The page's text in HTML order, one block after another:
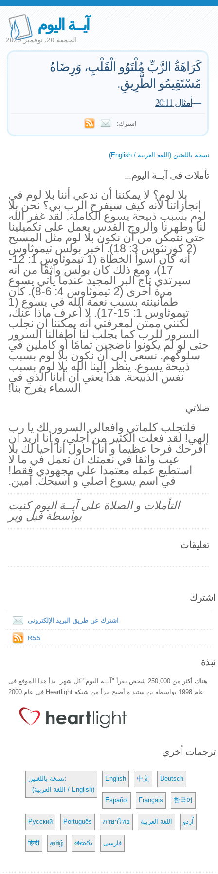
آيــة اليوم
الجمعة 20. نوفمبر 2020
كَرَاهَةُ الرَّبِّ مُلْتَوُو الْقَلْبِ، وَرِضَاهُ
مُسْتَقِيمُو الطَّرِيقِ.
—أمثال 20:11
اشترك:
نسخة باللغتين (اللغة العربية / English)
تأملات فى آيــة اليوم...
بلا لوم؟ لا يمكننا أن ندعي أننا بلا لوم في
إنجازاتنا لأنه كيف سيفرح الرب بي؟ نحن بلا
لوم بسبب ذبيحة يسوع الكاملة. لقد غفر الله
لنا وطهرنا والروح القدس يعمل على تكميلينا
حتى نتمكن من أن نكون بلا لوم مثل المسيح
(2 كورنثوس 3: 18). أخبر بولس تيموثاوس
أنه كان أسوأ الخطاة (1 تيموثاوس 1: 12-
17)، ومع ذلك كان بولس واثقًا من أنه
سيرتدي تاج البر المجيد عندما يأتي يسوع
مرة أخرى (2 تيموثاوس 4: 6-8). كان
طمأنينته بسبب نعمة الله في يسوع (1
تيموثاوس 1: 15-17). لا أعرف ماذا عنك،
لكنني ممتن لمعرفتي أنه يمكننا أن نجلب
السرور للرب كما يجلب لنا أطفالنا السرور
حتى لو لم يكونوا ناضجين تمامًا أو كاملين في
سلوكهم. نسعى إلى أن نكون بلا لوم بسبب
ذبيحة يسوع. ينظر إلينا الله بلا لوم بسبب
نفس الذبيحة. هذا يعني أن أبانا الذي في
السماء يفرح بنا!
صلاتي
فلتجلب كلماتي وافعالي السرور لك يا رب
إلهي! لقد فعلت الكثير من أجلي، و أنا اريد ان
افرحك فرحا عظيما و أنا أحاول أنا أحيا لك بلا
عيب واثقا في نعمتك ان تعمل في ما لا
استطيع عمله معتمدا علي مجهودي فقط!
في اسم يسوع اصلي و أسبحك. آمين.
التأملات و الصلاة على آيــة اليوم كتبت
بواسطة فيل وير
تعليقات
اشترك
اشترك عن طريق البريد الإلكترونى
RSS
نبذة
هناك أكثر من 250,000 شخص يقرأ "آيــة اليوم" كل شهر. بدأ هذا الموقع فى
عام 1998 بواسطة بن ستيد و أصبح جزأ من شبكة Heartlight فى عام 2000
ترجمات أخري
نسخة باللغتين:
(اللغة العربية / English)
English 中文 Deutsch
Español Français 한국어
Русский Português ภาษาไทย اللغة العربية اُردو
हिन्दी தமிழ் తెలుగు فارسی